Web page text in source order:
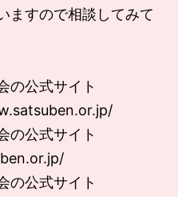
ますので相談してみて
の公式サイト
の公式サイト
の公式サイト